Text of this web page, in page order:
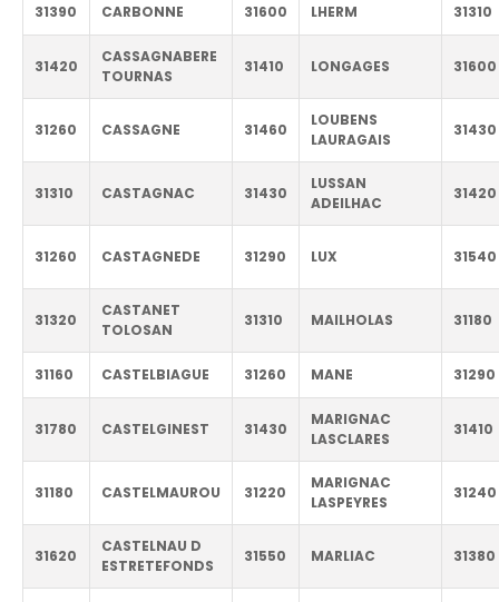
31390 CARBONNE 31600 LHERM 31310
31420
CASSAGNABERE
TOURNAS
31410 LONGAGES 31600
31260 CASSAGNE 31460
LOUBENS
LAURAGAIS
31430
31310 CASTAGNAC 31430
LUSSAN
ADEILHAC
31420
31260 CASTAGNEDE 31290 LUX 31540
31320
CASTANET
TOLOSAN
31310 MAILHOLAS 31180
31160 CASTELBIAGUE 31260 MANE 31290
31780 CASTELGINEST 31430
MARIGNAC
LASCLARES
31410
31180 CASTELMAUROU 31220
MARIGNAC
LASPEYRES
31240
31620
CASTELNAU D
ESTRETEFONDS
31550 MARLIAC 31380